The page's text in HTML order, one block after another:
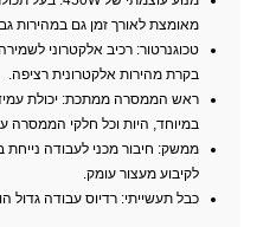
מאומצת לאורך זמן גם במהירות
טכוגנרטור: רכיב אלקטרוני
בקרת מהירות אלקטרונית רציפה.
ראש הממסרה ממתכת: יכולת
במיוחד, היות וכל חלקי הממסרה
ממשק: חיבור מכני לעבודה
לקיבוע מעצור עומק.
כבל תעשייתי: רדיוס עבודה גדול